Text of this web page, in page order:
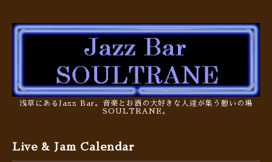
浅草にあるJazz Bar。音楽とお酒の大好きな人達が集う憩いの場
SOULTRANE。
Live & Jam Calendar